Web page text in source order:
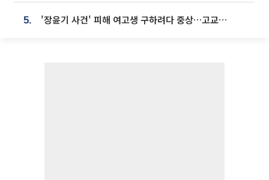
5. '장윤기 사건' 피해 여고생 구하려다 중상…고교생 의상자 지정